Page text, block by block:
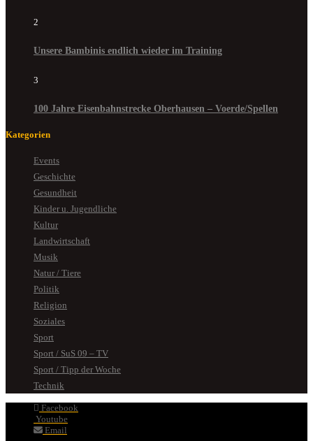
2
Unsere Bambinis endlich wieder im Training
3
100 Jahre Eisenbahnstrecke Oberhausen – Voerde/Spellen
Kategorien
Events
Geschichte
Gesundheit
Kinder u. Jugendliche
Kultur
Landwirtschaft
Musik
Natur / Tiere
Politik
Religion
Soziales
Sport
Sport / SuS 09 – TV
Sport / Tipp der Woche
Technik
Facebook
Youtube
Email